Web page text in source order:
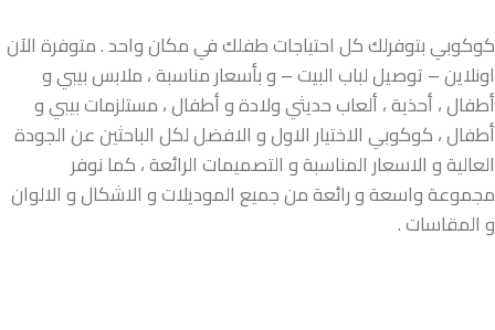
كوكوبي بتوفرلك كل احتياجات طفلك في مكان واحد . متوفرة الآن
اونلاين – توصيل لباب البيت – و بأسعار مناسبة ، ملابس بيبي و
أطفال ، أحذية ، ألعاب حديثي ولادة و أطفال ، مستلزمات بيبي و
أطفال ، كوكوبي الاختيار الاول و الافضل لكل الباحثين عن الجودة
العالية و الاسعار المناسبة و التصميمات الرائعة ، كما نوفر
مجموعة واسعة و رائعة من جميع الموديلات و الاشكال و الالوان
و المقاسات .